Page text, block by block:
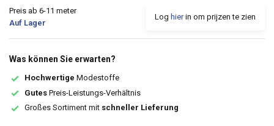
Preis ab 6-11 meter
Auf Lager
Log hierin om prijzen te zien
Was können Sie erwarten?
Hochwertige Modestoffe
Gutes Preis-Leistungs-Verhältnis
Großes Sortiment mit schneller Lieferung